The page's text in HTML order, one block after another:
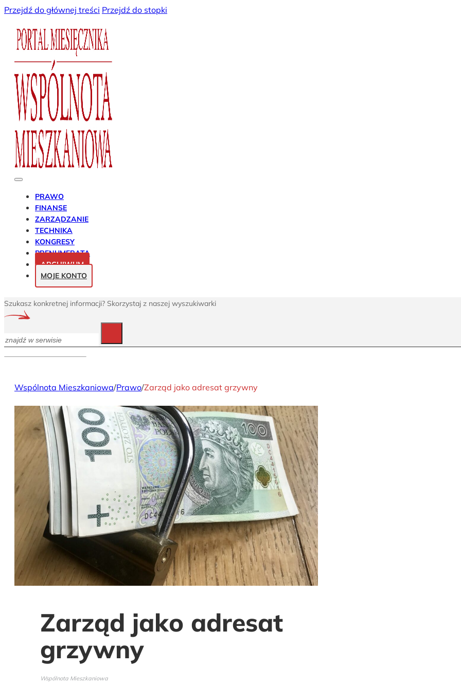
Przejdź do głównej treści Przejdź do stopki
PRAWO
FINANSE
ZARZĄDZANIE
TECHNIKA
KONGRESY
PRENUMERATA
ARCHIWUM
MOJE KONTO
Szukasz konkretnej informacji? Skorzystaj z naszej wyszukiwarki
Wspólnota Mieszkaniowa/Prawo/Zarząd jako adresat grzywny
Zarząd jako adresat
grzywny
Wspólnota Mieszkaniowa